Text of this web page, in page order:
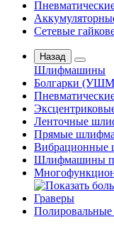
Сетевые
Назад
Шлифмашины
Бoлгаpки
Ленточные
Прямые
Шлифмашины
Граверы